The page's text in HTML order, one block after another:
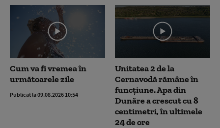
Cum va fi vremea în
următoarele zile
Publicat la 09.08.2026 10:54
Unitatea 2 de la
Cernavodă rămâne în
funcțiune. Apa din
Dunăre a crescut cu 8
centimetri, în ultimele
24 de ore